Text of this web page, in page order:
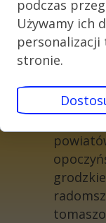
podczas
Używamy ich
personalizacji
stronie.